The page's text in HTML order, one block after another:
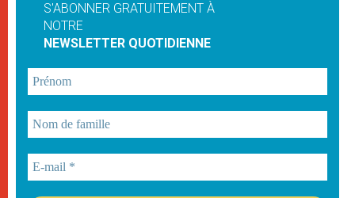
S'ABONNER GRATUITEMENT À
NOTRE
NEWSLETTER QUOTIDIENNE